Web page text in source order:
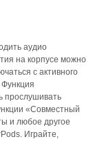
аудио
на корпусе можно
с активного
прослушивать
«Совместный
и любое другое
Играйте,